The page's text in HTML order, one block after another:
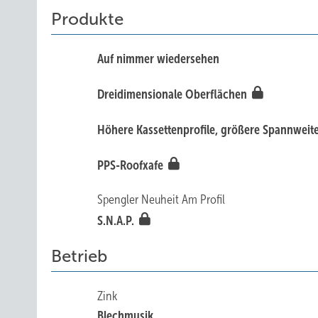
Produkte
Auf nimmer wiedersehen
Dreidimensionale Oberflächen
Höhere Kassettenprofile, größere
PPS-Roofxafe
Spengler Neuheit Am Profil
S.N.A.P.
Betrieb
Zink